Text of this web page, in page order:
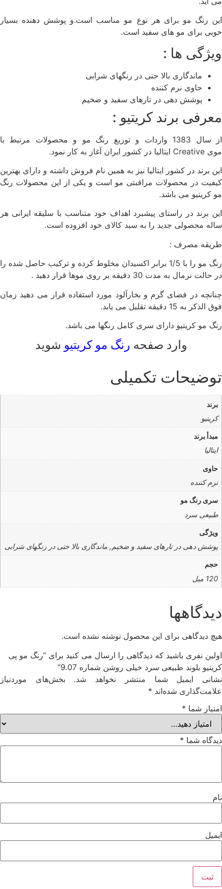
این رنگ مو برای هر نوع مو مناسب است.و پوشش دهنده بسیار
خوبی برای مو های سفید است.
ویژگی ها :
ماندگاری بالا حتی در رنگهای شرابی
حاوی نرم کننده
پوشش دهی در تارهای سفید و ضخیم
معرفی برند کریتیو :
از سال 1383 واردات و توزیع رنگ مو و محصولات مرتبط با
موی Creative ایتالیا در کشور ایران آغاز به کار نمود.
این برند در کشور ایتالیا نیز به همین نام فروش داشته و دارای بهترین
کیفیت در محصولات مراقبتی مو است و یکی از این محصولات رنگ
مو کریتیو می باشد.
این برند در راستای پیشبرد اهداف خود متناسب با سلیقه ایرانی هر
ساله محصولی جدید را به سبد کالای خود افزوده است.
طریقه مصرف :
رنگ مو را با 1/5 برابر اکسیدان مخلوط کرده و ترکیب حاصل شده را
در حالت نرمال به مدت 30 دقیقه بر روی موها قرار دهید .
چنانچه در فضای گرم و بخارآلود مورد استفاده قرار می دهید زمان
فوق الذکر به 15 دقیقه تقلیل می یابد.
رنگ مو کریتیو دارای سری کامل رنگها می باشد.
وارد صفحه رنگ مو کریتیو شوید
توضیحات تکمیلی
برند
کریتیو
مبدأ برند
ایتالیا
حاوی
نرم کننده
سری رنگ مو
طبیعی سرد
ویژگی
پوشش دهی در تارهای سفید و ضخیم, ماندگاری بالا حتی در رنگهای شرابی
حجم
120 میل
دیدگاهها
هیچ دیدگاهی برای این محصول نوشته نشده است.
اولین نفری باشید که دیدگاهی را ارسال می کنید برای “رنگ مو پی
کریتیو بلوند طبیعی سرد خیلی روشن شماره 9.07”
نشانی ایمیل شما منتشر نخواهد شد.
بخش‌های موردنیاز
علامت‌گذاری شده‌اند *
امتیاز شما *
دیدگاه شما *
نام
ایمیل